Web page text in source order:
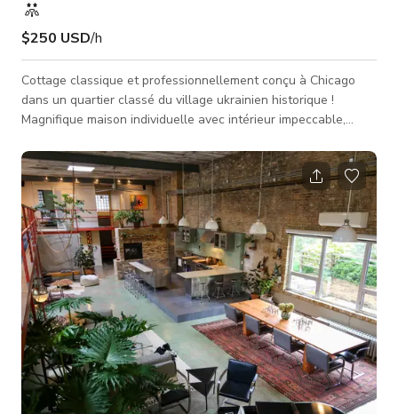
$250 USD/h
Cottage classique et professionnellement conçu à Chicago
dans un quartier classé du village ukrainien historique !
Magnifique maison individuelle avec intérieur impeccable,
extrêmement tendance, cette maison a tout : - Plan ouvert -
Nouvelle salle familiale reliée à la cuisine avec cheminée à
trois faces et plafond incliné de 11’ - Sous-sol anglais avec
fenêtres pleine taille et beaucoup de lumière naturelle -
Téléviseur